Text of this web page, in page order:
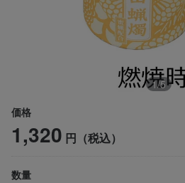
1/5
価格
1,320 円（税込）
数量